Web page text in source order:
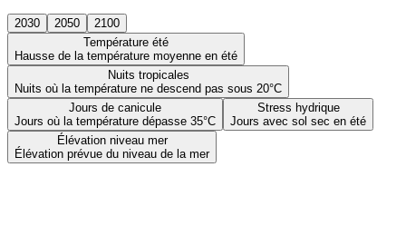
2030 2050
2100
Température été
Hausse de la température moyenne en été
Nuits tropicales
Nuits où la température ne descend pas sous 20°C
Jours de canicule
Jours où la température dépasse 35°C
Stress hydrique
Jours avec sol sec en été
Élévation niveau mer
Élévation prévue du niveau de la mer